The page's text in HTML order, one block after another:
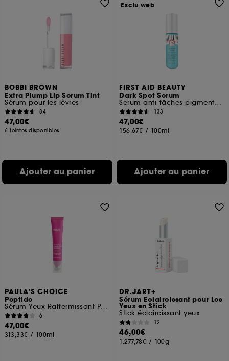
BOBBI BROWN
Extra Plump Lip Serum Tint
Sérum pour les lèvres
84
47,00€
6 teintes disponibles
Ajouter au panier
FIRST AID BEAUTY
Dark Spot Serum
Serum anti-tâches pigmentaires à la Niacinamide
133
47,00€
156,67€ / 100ml
Ajouter au panier
Exclu web
PAULA'S CHOICE
Peptide
Sérum Yeux Raffermissant Peptides Pro-Collagène
6
47,00€
313,33€ / 100ml
DR.JART+
Sérum Eclaircissant pour Les
Yeux en Stick
Stick éclaircissant yeux
12
46,00€
1.277,78€ / 100g